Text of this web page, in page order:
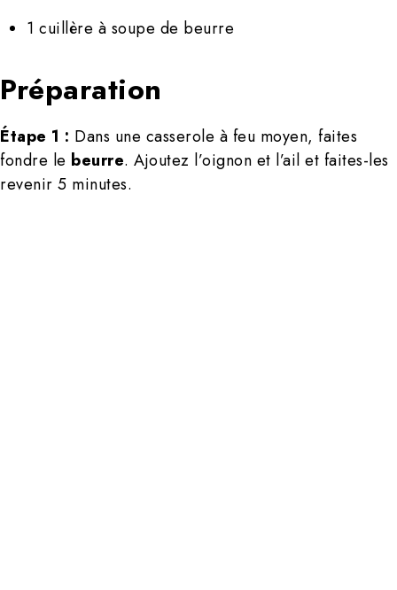
1 cuillère à soupe de beurre
Préparation
Étape 1 : Dans une casserole à feu moyen, faites
fondre le beurre. Ajoutez l’oignon et l’ail et faites-les
revenir 5 minutes.